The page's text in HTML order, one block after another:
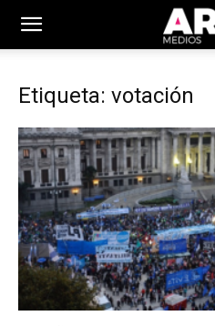
Etiqueta: votación